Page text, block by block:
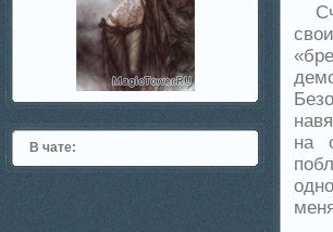
В чате:
на